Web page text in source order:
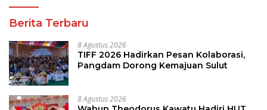
Berita Terbaru
8 Agustus 2026
TIFF 2026 Hadirkan Pesan Kolaborasi,
Pangdam Dorong Kemajuan Sulut
8 Agustus 2026